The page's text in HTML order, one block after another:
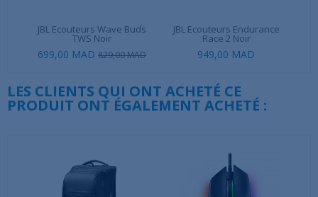
JBL Ecouteurs Wave Buds
TWS Noir
699,00 MAD 829,00 MAD
JBL Ecouteurs Endurance
Race 2 Noir
949,00 MAD
LES CLIENTS QUI ONT ACHETÉ CE
PRODUIT ONT ÉGALEMENT ACHETÉ :